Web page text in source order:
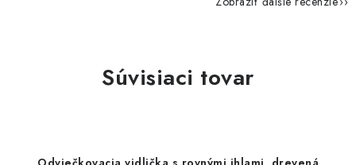
Súvisiaci tovar